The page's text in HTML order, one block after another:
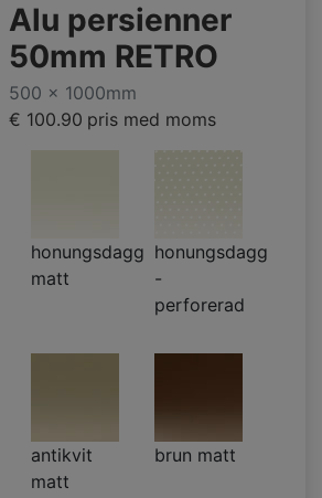
Alu persienner
50mm RETRO
500 x 1000mm
€ 100.90 pris med moms
honungsdagg
matt
honungsdagg
-
perforerad
antikvit
matt
brun matt